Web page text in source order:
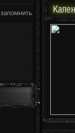
запомнить